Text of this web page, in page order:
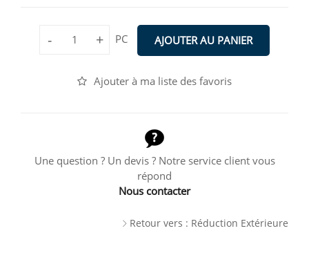
- + PC AJOUTER AU PANIER
Ajouter à ma liste des favoris
Une question ? Un devis ? Notre service client vous
répond
Nous contacter
Retour vers : Réduction Extérieure